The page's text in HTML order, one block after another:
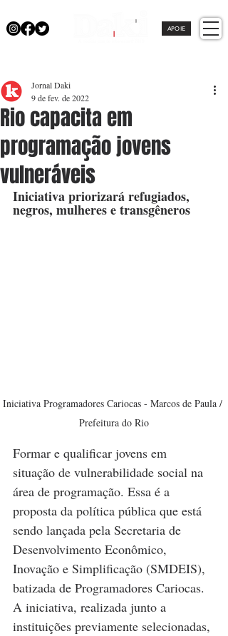
APOIE
Rio capacita em
programação jovens
vulneráveis
Jornal Daki
9 de fev. de 2022
Iniciativa priorizará refugiados,
negros, mulheres e transgêneros
Iniciativa Programadores Cariocas - Marcos de Paula /
Prefeitura do Rio
Formar e qualificar jovens em
situação de vulnerabilidade social na
área de programação. Essa é a
proposta da política pública que está
sendo lançada pela Secretaria de
Desenvolvimento Econômico,
Inovação e Simplificação (SMDEIS),
batizada de Programadores Cariocas.
A iniciativa, realizada junto a
instituições previamente selecionadas,